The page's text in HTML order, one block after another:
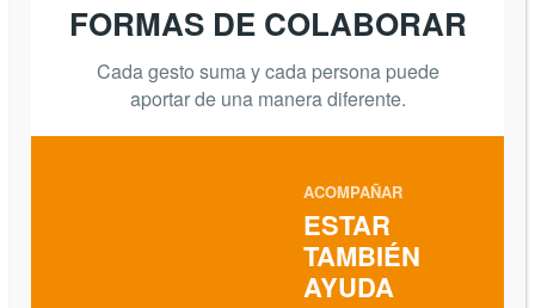
FORMAS DE COLABORAR
Cada gesto suma y cada persona puede
aportar de una manera diferente.
ACOMPAÑAR
ESTAR
TAMBIÉN
AYUDA